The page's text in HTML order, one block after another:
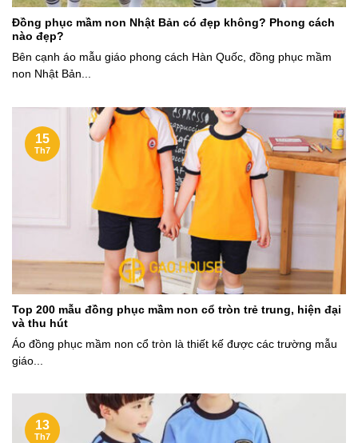
Đồng phục mầm non Nhật Bản có đẹp không? Phong cách
nào đẹp?
Bên cạnh áo mẫu giáo phong cách Hàn Quốc, đồng phục mầm
non Nhật Bản...
Top 200 mẫu đồng phục mầm non cổ tròn trẻ trung, hiện đại
và thu hút
Áo đồng phục mầm non cổ tròn là thiết kế được các trường mẫu
giáo...
15
Th7
13
Th7